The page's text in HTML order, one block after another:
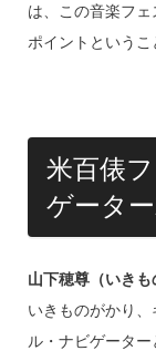
は、この音楽フ
ポイントというこ
米百俵
ゲータ
山下穂尊（いきも
いきものがかり
ル・ナビゲータ